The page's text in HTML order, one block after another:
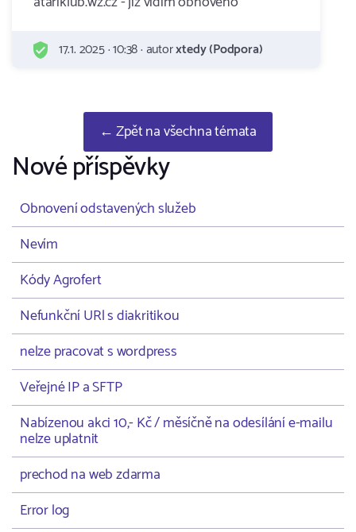
17.1. 2025 · 10:38 · autorxtedy (Podpora)
← Zpět na všechna témata
Nové příspěvky
Obnovení odstavených služeb
Nevím
Kódy Agrofert
Nefunkční URl s diakritikou
nelze pracovat s wordpress
Veřejné IP a SFTP
Nabízenou akci 10,- Kč / měsíčně na odesílání e-mailu
nelze uplatnit
prechod na web zdarma
Error log